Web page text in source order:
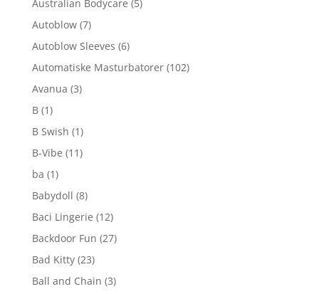
Australian Bodycare (5)
Autoblow (7)
Autoblow Sleeves (6)
Automatiske Masturbatorer (102)
Avanua (3)
B (1)
B Swish (1)
B-Vibe (11)
ba (1)
Babydoll (8)
Baci Lingerie (12)
Backdoor Fun (27)
Bad Kitty (23)
Ball and Chain (3)